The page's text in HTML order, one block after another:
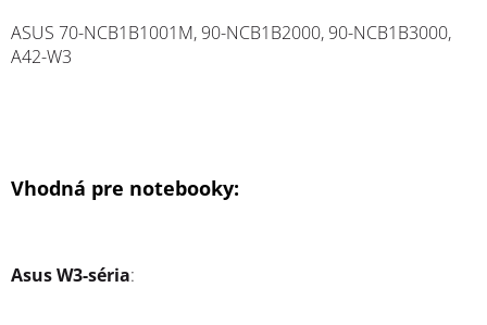
ASUS 70-NCB1B1001M, 90-NCB1B2000, 90-NCB1B3000,
A42-W3
Vhodná pre notebooky:
Asus W3-séria: